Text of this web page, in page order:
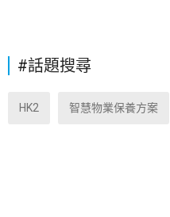
#話題搜尋
HK2 智慧物業保養方案